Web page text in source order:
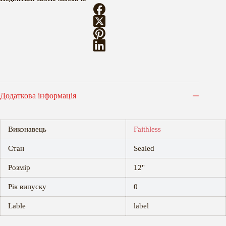
Додаткова інформація
Виконавець Faithless
Стан Sealed
Розмір 12"
Рік випуску 0
Lable label